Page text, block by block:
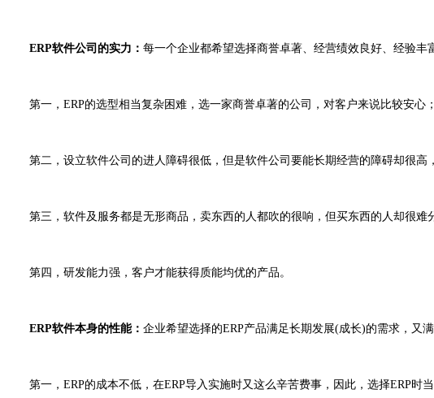
ERP软件公司的实力： 每一个企业都希望选择商誉卓著、经营绩效良好、经验丰
第一，ERP的选型相当复杂困难，选一家商誉卓著的公司，对客户来说比较安心；
第二，设立软件公司的进人障碍很低，但是软件公司要能长期经营的障碍却很高
第三，软件及服务都是无形商品，卖东西的人都吹的很响，但买东西的人却很难
第四，研发能力强，客户才能获得质能均优的产品。
ERP软件本身的性能： 企业希望选择的ERP产品满足长期发展(成长)的需求，又
第一，ERP的成本不低，在ERP导入实施时又这么辛苦费事，因此，选择ERP时